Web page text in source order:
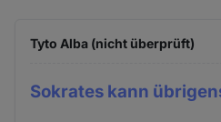
Tyto Alba (nicht überprüft)
Sokrates kann